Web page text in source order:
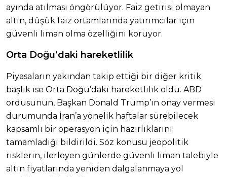
ayında atılması öngörülüyor. Faiz getirisi olmayan
altın, düşük faiz ortamlarında yatırımcılar için
güvenli liman olma özelliğini koruyor.
Orta Doğu’daki hareketlilik
Piyasaların yakından takip ettiği bir diğer kritik
başlık ise Orta Doğu’daki hareketlilik oldu. ABD
ordusunun, Başkan Donald Trump’ın onay vermesi
durumunda İran’a yönelik haftalar sürebilecek
kapsamlı bir operasyon için hazırlıklarını
tamamladığı bildirildi. Söz konusu jeopolitik
risklerin, ilerleyen günlerde güvenli liman talebiyle
altın fiyatlarında yeniden dalgalanmaya yol